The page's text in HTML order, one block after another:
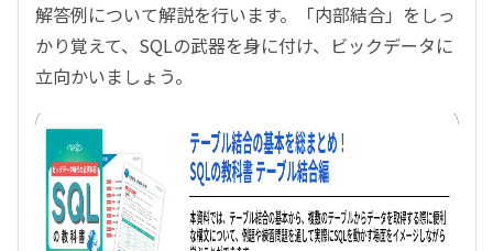
解答例について解説を行います。「内部結合」をしっ
かり覚えて、SQLの武器を身に付け、ビックデータに
立向かいましょう。